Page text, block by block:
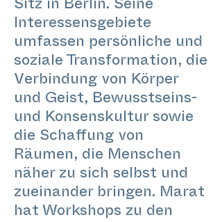
Sitz in Berlin. Seine
Interessensgebiete
umfassen persönliche und
soziale Transformation, die
Verbindung von Körper
und Geist, Bewusstseins-
und Konsenskultur sowie
die Schaffung von
Räumen, die Menschen
näher zu sich selbst und
zueinander bringen. Marat
hat Workshops zu den